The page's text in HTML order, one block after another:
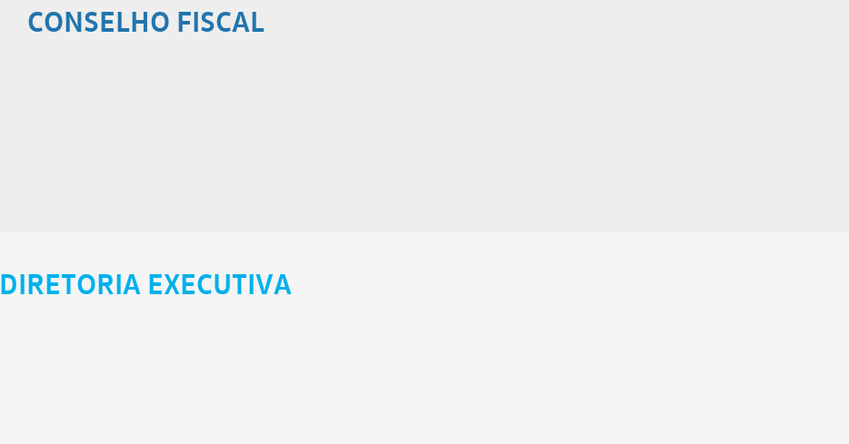
CONSELHO FISCAL
DIRETORIA EXECUTIVA